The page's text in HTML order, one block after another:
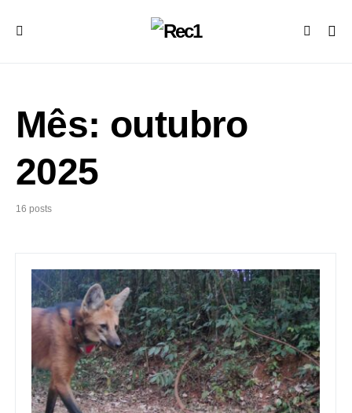
Mês: outubro
2025
16 posts